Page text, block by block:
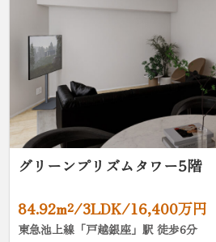
グリーンプリズムタワー5階
84.92m²/3LDK/16,400万円
東急池上線「戸越銀座」駅 徒歩6分